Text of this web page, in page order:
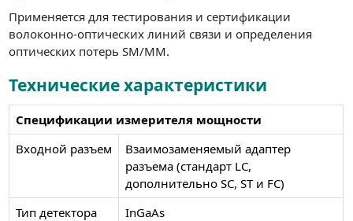
Применяется для тестирования и сертификации
волоконно-оптических линий связи и определения
оптических потерь SM/MM.
Технические характеристики
Спецификации измерителя мощности
Входной разъем
Взаимозаменяемый адаптер
разъема (стандарт LC,
дополнительно SC, ST и FC)
Тип детектора
InGaAs